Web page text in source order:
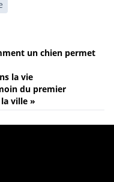
un chien permet
la vie
du premier
ville »